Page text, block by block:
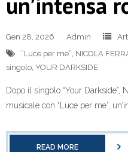
Gen 28, 2026 Admin
“Luce per me” NICOLA
singolo YOUR DARKSIDE
Dopo il singolo “Your Darkside”,
musicale con “Luce per me”,
READ MORE